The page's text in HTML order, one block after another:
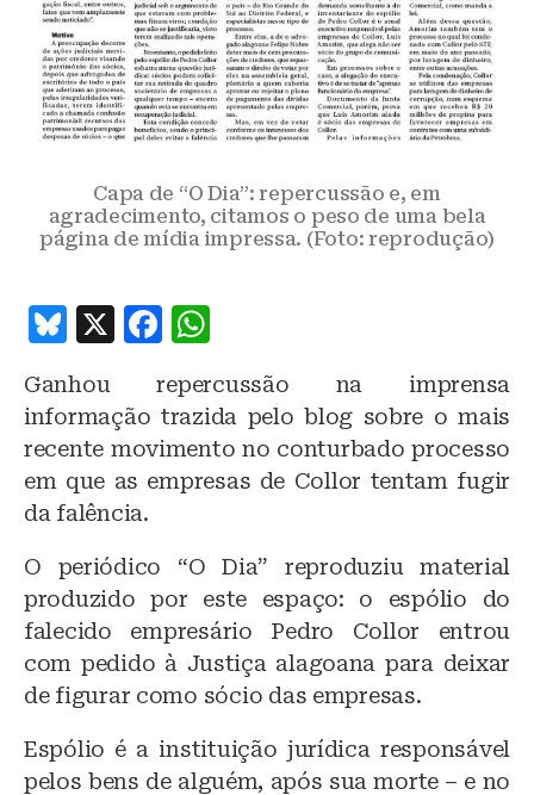
Capa de “O Dia”: repercussão e, em
agradecimento, citamos o peso de uma bela
página de mídia impressa. (Foto: reprodução)
B
e
s
k
y
X
F
c
e
b
o
k
at
s
A
p
Ganhou repercussão na imprensa
informação trazida pelo blog sobre o mais
recente movimento no conturbado processo
em que as empresas de Collor tentam fugir
da falência.
O periódico “O Dia” reproduziu material
produzido por este espaço: o espólio do
falecido empresário Pedro Collor entrou
com pedido à Justiça alagoana para deixar
de figurar como sócio das empresas.
Espólio é a instituição jurídica responsável
pelos bens de alguém, após sua morte – e no